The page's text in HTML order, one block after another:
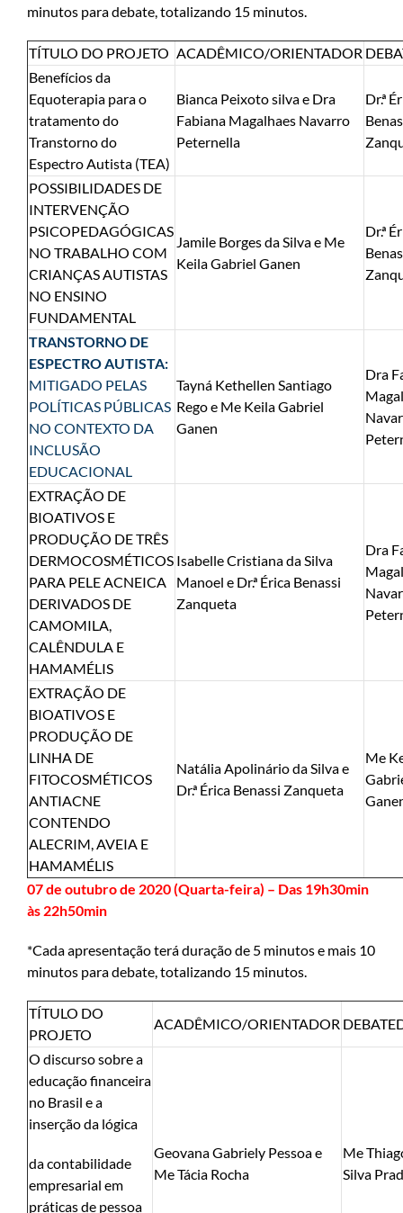
minutos para debate, totalizando 15 minutos.
TÍTULO DO PROJETO ACADÊMICO/ORIENTADOR
Benefícios da
Equoterapia para o
tratamento do
Transtorno do
Espectro Autista (TEA)
Bianca Peixoto silva e Dra
Fabiana Magalhaes Navarro
Peternella
Dr.ª
POSSIBILIDADES DE
INTERVENÇÃO
PSICOPEDAGÓGICAS
NO TRABALHO COM
CRIANÇAS AUTISTAS
NO ENSINO
FUNDAMENTAL
Jamile Borges da Silva e Me
Keila Gabriel Ganen
Dr.ª
TRANSTORNO DE
ESPECTRO AUTISTA:
MITIGADO PELAS
POLÍTICAS PÚBLICAS
NO CONTEXTO DA
INCLUSÃO
EDUCACIONAL
Tayná Kethellen Santiago
Rego e Me Keila Gabriel
Ganen
Dra
EXTRAÇÃO DE
BIOATIVOS E
PRODUÇÃO DE TRÊS
DERMOCOSMÉTICOS
PARA PELE ACNEICA
DERIVADOS DE
CAMOMILA,
CALÊNDULA E
HAMAMÉLIS
Isabelle Cristiana da Silva
Manoel e Dr.ª Érica Benassi
Zanqueta
Dra
EXTRAÇÃO DE
BIOATIVOS E
PRODUÇÃO DE
LINHA DE
FITOCOSMÉTICOS
ANTIACNE
CONTENDO
ALECRIM, AVEIA E
HAMAMÉLIS
Natália Apolinário da Silva e
Dr.ª Érica Benassi Zanqueta
Me
07 de outubro de 2020 (Quarta-feira) – Das 19h30min
às 22h50min
*Cada apresentação terá duração de 5 minutos e mais 10
minutos para debate, totalizando 15 minutos.
TÍTULO DO
PROJETO
ACADÊMICO/ORIENTADOR
O discurso sobre a
educação financeira
no Brasil e a
inserção da lógica
da contabilidade
empresarial em
práticas de pessoa
Geovana Gabriely Pessoa e
Me Tácia Rocha
Me
Silva